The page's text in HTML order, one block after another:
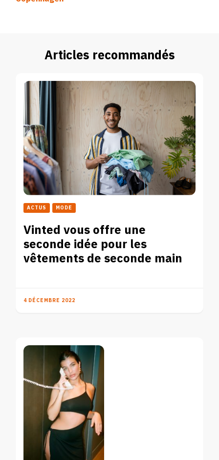
Articles recommandés
ACTUS MODE
Vinted vous offre une
seconde idée pour les
vêtements de seconde main
4 DÉCEMBRE 2022